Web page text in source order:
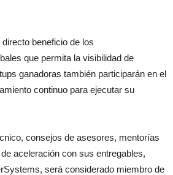
beneficio de los
que permita la visibilidad de
ganadoras también participarán en el
continuo para ejecutar su
consejos de asesores, mentorías
aceleración con sus entregables,
será considerado miembro de